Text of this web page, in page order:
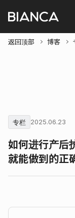
返回顶部 博客
专栏 2025.06.23
如何进行产后
就能做到的正